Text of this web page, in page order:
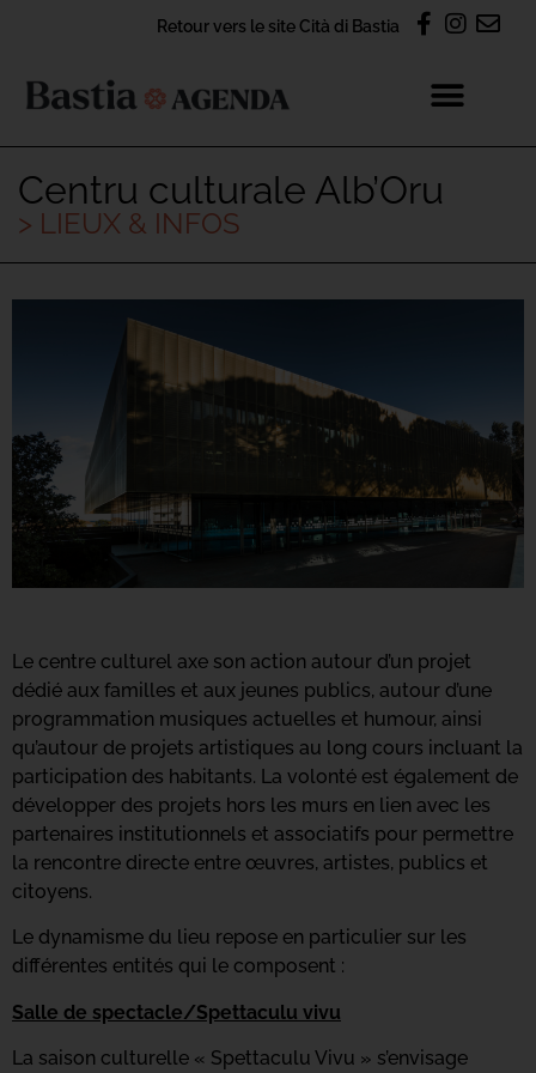
Retour vers le site Cità di Bastia
Centru culturale Alb’Oru
> LIEUX & INFOS
Le centre culturel axe son action autour d’un projet
dédié aux familles et aux jeunes publics, autour d’une
programmation musiques actuelles et humour, ainsi
qu’autour de projets artistiques au long cours incluant la
participation des habitants. La volonté est également de
développer des projets hors les murs en lien avec les
partenaires institutionnels et associatifs pour permettre
la rencontre directe entre œuvres, artistes, publics et
citoyens.
Le dynamisme du lieu repose en particulier sur les
différentes entités qui le composent :
Salle de spectacle/Spettaculu vivu
La saison culturelle « Spettaculu Vivu » s’envisage